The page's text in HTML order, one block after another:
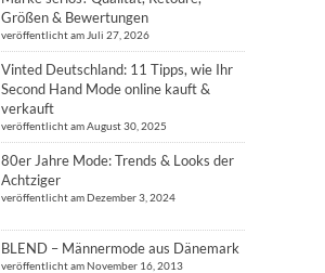
Größen & Bewertungen
veröffentlicht am Juli 27, 2026
Vinted Deutschland: 11 Tipps, wie Ihr
Second Hand Mode online kauft &
verkauft
veröffentlicht am August 30, 2025
80er Jahre Mode: Trends & Looks der
Achtziger
veröffentlicht am Dezember 3, 2024
BLEND – Männermode aus Dänemark
veröffentlicht am November 16, 2013